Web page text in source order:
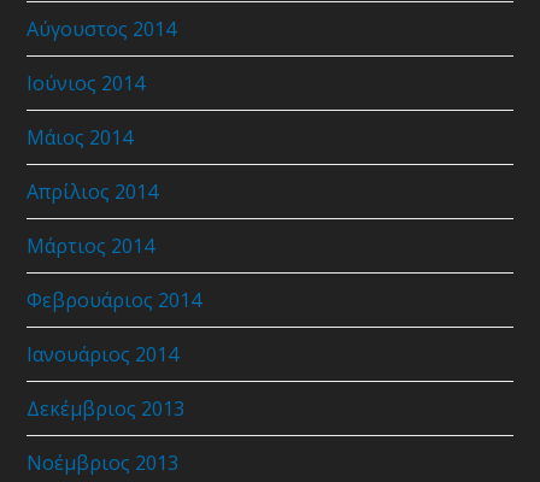
Αύγουστος 2014
Ιούνιος 2014
Μάιος 2014
Απρίλιος 2014
Μάρτιος 2014
Φεβρουάριος 2014
Ιανουάριος 2014
Δεκέμβριος 2013
Νοέμβριος 2013